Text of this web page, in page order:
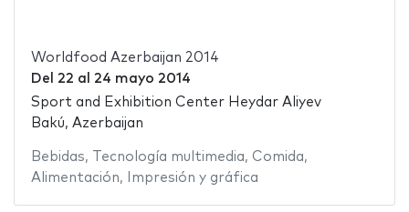
Worldfood Azerbaijan 2014
Del 22 al 24 mayo 2014
Sport and Exhibition Center Heydar Aliyev
Bakú, Azerbaijan
Bebidas, Tecnología multimedia, Comida,
Alimentación, Impresión y gráfica